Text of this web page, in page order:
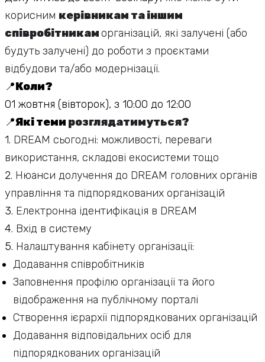
корисним керівникам та іншим
співробітникаморганізацій, які залучені (або
будуть залучені) до роботи з проєктами
відбудови та/або модернізації.
📍Коли?
01 жовтня (вівторок), з 10:00 до 12:00
📍Які теми розглядатимуться?
1. DREAM сьогодні: можливості, переваги
використання, складові екосистеми тощо
2. Нюанси долучення до DREAM головних органів
управління та підпорядкованих організацій
3. Електронна ідентифікація в DREAM
4. Вхід в систему
5. Налаштування кабінету організації:
Додавання співробітників
Заповнення профілю організації та його
відображення на публічному порталі
Створення ієрархії підпорядкованих організацій
Додавання відповідальних осіб для
підпорядкованих організацій